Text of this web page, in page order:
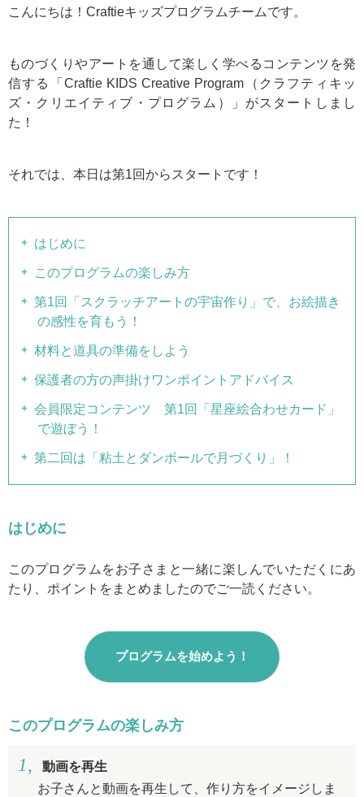
こんにちは！Craftieキッズプログラムチームです。
ものづくりやアートを通して楽しく学べるコンテンツを発
信する「Craftie KIDS Creative Program（クラフティキッ
ズ・クリエイティブ・プログラム）」がスタートしまし
た！
それでは、本日は第1回からスタートです！
はじめに
このプログラムの楽しみ方
第1回「スクラッチアートの宇宙作り」で、お絵描き
の感性を育もう！
材料と道具の準備をしよう
保護者の方の声掛けワンポイントアドバイス
会員限定コンテンツ 第1回「星座絵合わせカード」
で遊ぼう！
第二回は「粘土とダンボールで月づくり」！
はじめに
このプログラムをお子さまと一緒に楽しんでいただくにあ
たり、ポイントをまとめましたのでご一読ください。
プログラムを始めよう！
このプログラムの楽しみ方
動画を再生
お子さんと動画を再生して、作り方をイメージしま